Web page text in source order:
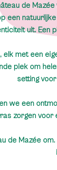
de
een
uit. Een
met een
plek om
setting
we een
zorgen voor
de Mazée